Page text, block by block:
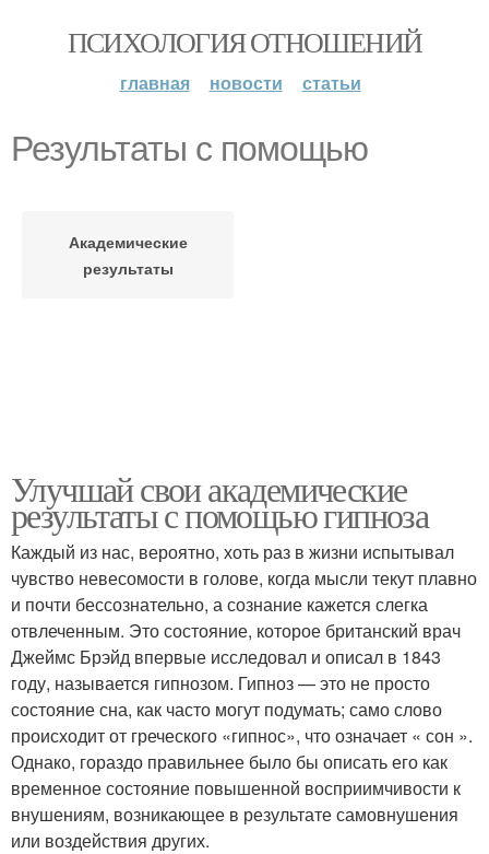
ПСИХОЛОГИЯ ОТНОШЕНИЙ
главная новости статьи
Результаты с помощью
Академические
результаты
Улучшай свои академические
результаты с помощью гипноза
Каждый из нас, вероятно, хоть раз в жизни испытывал
чувство невесомости в голове, когда мысли текут плавно
и почти бессознательно, а сознание кажется слегка
отвлеченным. Это состояние, которое британский врач
Джеймс Брэйд впервые исследовал и описал в 1843
году, называется гипнозом. Гипноз — это не просто
состояние сна, как часто могут подумать; само слово
происходит от греческого «гипнос», что означает « сон ».
Однако, гораздо правильнее было бы описать его как
временное состояние повышенной восприимчивости к
внушениям, возникающее в результате самовнушения
или воздействия других.